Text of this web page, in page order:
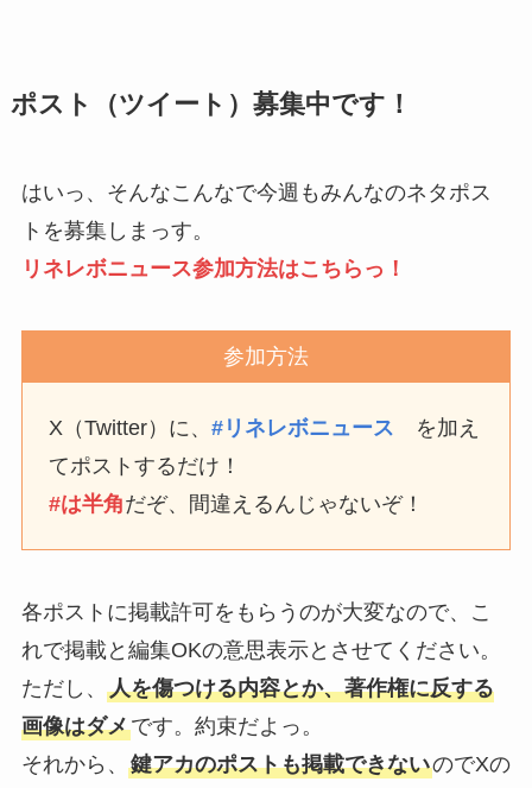
ポスト（ツイート）募集中です！
はいっ、そんなこんなで今週もみんなのネタポス
トを募集しまっす。
リネレボニュース参加方法はこちらっ！
参加方法
X（Twitter）に、#リネレボニュース
を加え
てポストするだけ！
#は半角だぞ、間違えるんじゃないぞ！
各ポストに掲載許可をもらうのが大変なので、こ
れで掲載と編集OKの意思表示とさせてください。
ただし、 人を傷つける内容とか、著作権に反する
画像はダメです。約束だよっ。
それから、 鍵アカのポストも掲載できないのでXの